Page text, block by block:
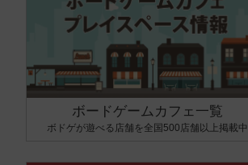
ボードゲームカフェ一覧
ボドゲが遊べる店舗を全国500店舗以上掲載中